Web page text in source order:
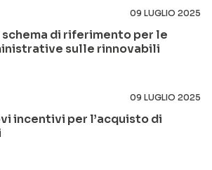
09 LUGLIO 2025
schema di riferimento per le
sulle rinnovabili
09 LUGLIO 2025
incentivi per l’acquisto di